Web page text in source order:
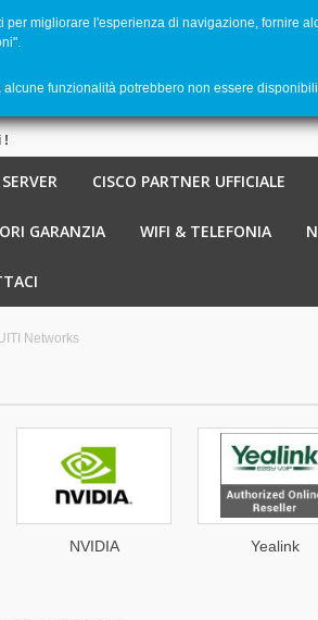
!
CISCO PARTNER UFFICIALE
GARANZIA WIFI & TELEFONIA
Networks
NVIDIA Yealink
migliorare l'esperienza di navigazione, fornire
funzionalità potrebbero non essere